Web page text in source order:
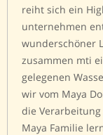
reiht sich ein
unternehmen
wunderschöner
zusammen mti
gelegenen
wir vom Maya
die
Maya Familie